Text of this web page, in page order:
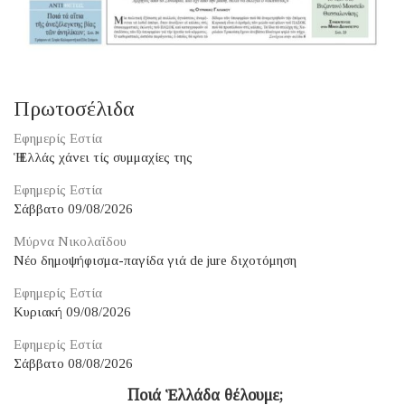
Πρωτοσέλιδα
Εφημερίς Εστία
Ἡ Ἑλλάς χάνει τίς συμμαχίες της
Εφημερίς Εστία
Σάββατο 09/08/2026
Μύρνα Νικολαΐδου
Νέο δημοψήφισμα-παγίδα γιά de jure διχοτόμηση
Εφημερίς Εστία
Κυριακή 09/08/2026
Εφημερίς Εστία
Σάββατο 08/08/2026
​ Ποιά Ἑλλάδα θέλουμε;